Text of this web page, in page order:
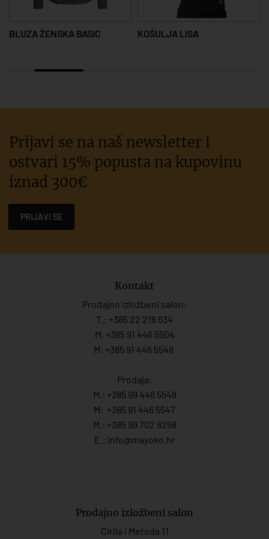
BLUZA ŽENSKA BASIC KOŠULJA LISA
Prijavi se na naš newsletter i
ostvari 15% popusta na kupovinu
iznad 300€
PRIJAVI SE
Kontakt
Prodajno izložbeni salon:
T.: +385 22 216 634
M. +385 91 446 5504
M: +385 91 446 5548
Prodaja:
M.: +385 99 446 5548
M: +385 91 446 5547
M.: +385 99 702 8258
E.: info@mayoko. hr
Prodajno izložbeni salon
Ćirila i Metoda 11